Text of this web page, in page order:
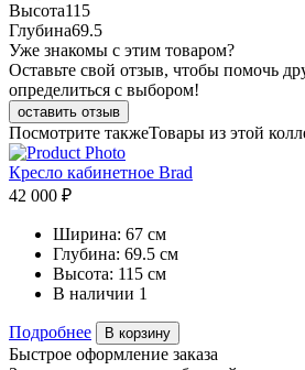
Высота115
Глубина69.5
Уже знакомы с этим товаром?
Оставьте свой отзыв, чтобы помочь
определиться с выбором!
оставить отзыв
Посмотрите такжеТовары из этой
Кресло кабинетное Brad
42 000 ₽
Ширина: 67 см
Глубина: 69.5 см
Высота: 115 см
В наличии 1
Подробнее В корзину
Быстрое оформление заказа